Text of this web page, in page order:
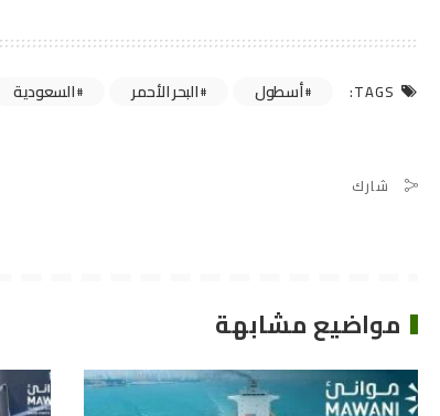
TAGS: أسطول البحر الأحمر السعودية
شارك
مواضيع مشابهة